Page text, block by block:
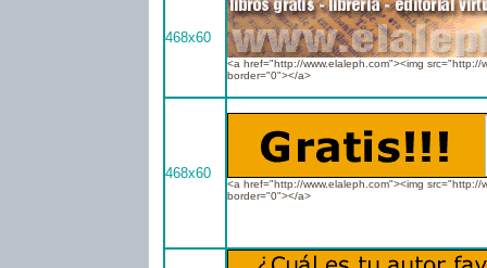
468x60
<a href="http://www.elaleph.com"><img
border="0"></a>
468x60
<a href="http://www.elaleph.com"><img
border="0"></a>